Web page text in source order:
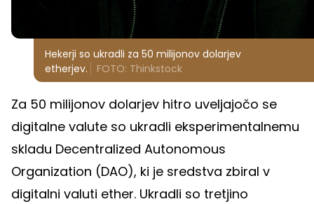
Hekerji so ukradli za 50 milijonov dolarjev
etherjev.
FOTO: Thinkstock
Za 50 milijonov dolarjev hitro uveljajočo se
digitalne valute so ukradli eksperimentalnemu
skladu Decentralized Autonomous
Organization (DAO), ki je sredstva zbiral v
digitalni valuti ether. Ukradli so tretjino